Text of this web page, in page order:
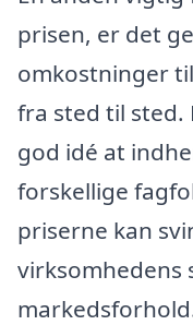
prisen, er det
omkostninger
fra sted til
god idé at
forskellige
priserne kan
virksomhedens